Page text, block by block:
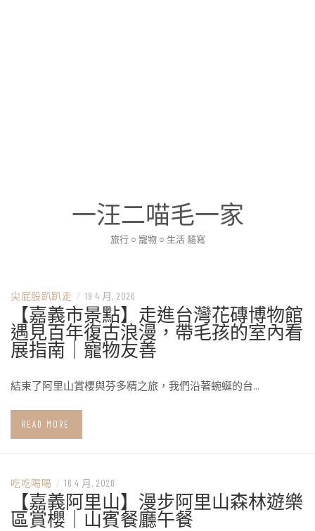
一汪二喵毛一家
旅行 ○ 寵物 ○ 生活 隨寫
尖屁股趴趴走 / 19 4 月, 2026
【嘉義市景點】走進台灣花磚博物館
遇見百年復古浪漫，帶毛孩的室內看
展指南｜寵物友善
結束了阿里山賞櫻與芬多精之旅，我們沿著蜿蜒的台…
READ MORE
吃吃喝喝 / 16 4 月, 2026
【嘉義阿里山】漫步阿里山森林遊樂
區賞櫻｜山賓餐廳午餐